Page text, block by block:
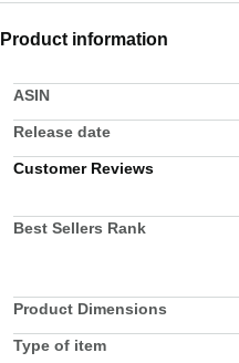
Product information
ASIN
Release date
Customer Reviews
Best Sellers Rank
Product Dimensions
Type of item